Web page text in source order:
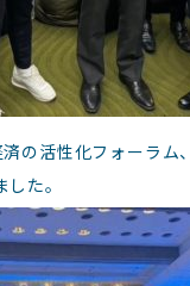
の活性化フォーラ
た。